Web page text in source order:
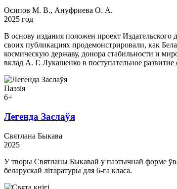
Осипов М. В., Ануфриева О. А.
2025 год
В основу издания положен проект
своих публикациях продемонстрировали, как
космическую державу, донора стабильности и
вклад А. Г. Лукашенко в поступательное
Паэзія
6+
Легенда Заслаўя
Святлана Быкава
2025
У творы Святланы Быкавай у паэтычнай форме
беларускай літаратуры для 6-га класа.